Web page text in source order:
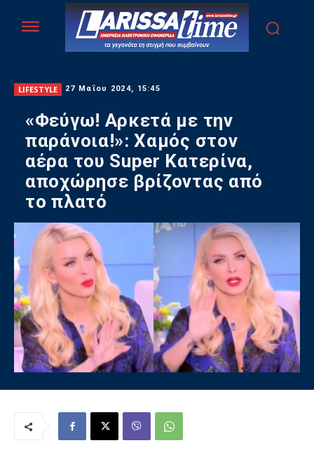
LIFESTYLE 27 Μαΐου 2024, 15:45
«Φεύγω! Αρκετά με την
παράνοια!»: Χαμός στον
αέρα του Super Κατερίνα,
αποχώρησε βρίζοντας από
το πλατό